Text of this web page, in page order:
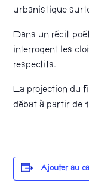
urbanistique
Dans un récit
interrogent les
respectifs.
La projection du
débat à partir de
Ajouter au